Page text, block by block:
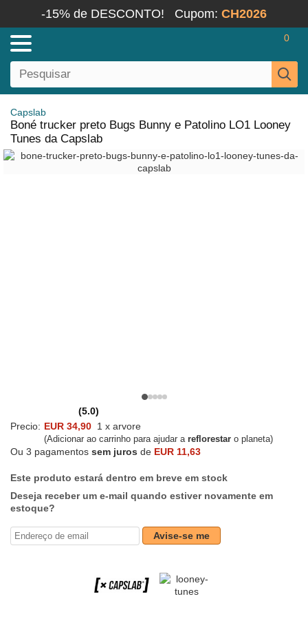
-15% de DESCONTO! Cupom: CH2026
0
Capslab
Boné trucker preto Bugs Bunny e Patolino LO1 Looney
Tunes da Capslab
(5.0)
Precio: EUR 34,90 1 x arvore
(Adicionar ao carrinho para ajudar a reflorestar o planeta)
Ou 3 pagamentos sem juros de EUR 11,63
Este produto estará dentro em breve em stock
Deseja receber um e-mail quando estiver novamente em
estoque?
Avise-se me